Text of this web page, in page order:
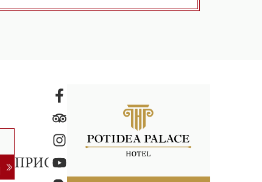
ПРИСОЕДИНИТЕСЬ